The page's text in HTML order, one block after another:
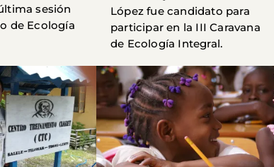
sesión
de Ecología
López fue candidato para
participar en la III Caravana
de Ecología Integral.